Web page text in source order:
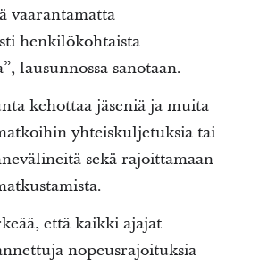
vaarantamatta
henkilökohtaista
lausunnossa sanotaan.
kehottaa jäseniä ja muita
yhteiskuljetuksia tai
sekä rajoittamaan
että kaikki ajajat
nopeusrajoituksia